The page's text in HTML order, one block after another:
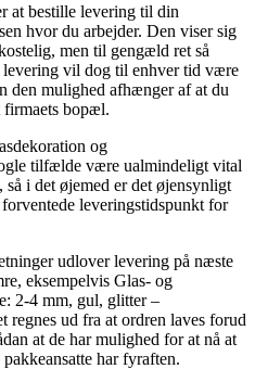
at bestille levering til din
hvor du arbejder. Den viser sig
men til gengæld ret så
levering vil dog til enhver tid være
den mulighed afhænger af at du
firmaets bopæl.
og
tilfælde være ualmindeligt vital
i det øjemed er det øjensynligt
leveringstidspunkt for
udlover levering på næste
eksempelvis Glas- og
2-4 mm, gul, glitter –
regnes ud fra at ordren laves forud
at de har mulighed for at nå at
har fyraften.